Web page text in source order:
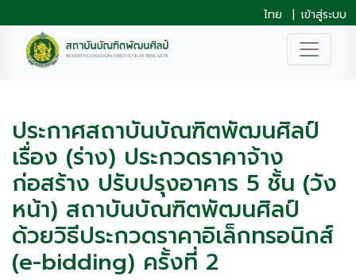
ไทย | เข้าสู่ระบบ
ประกาศสถาบันบัณฑิตพัฒนศิลป์
เรื่อง (ร่าง) ประกวดราคาจ้าง
ก่อสร้าง ปรับปรุงอาคาร 5 ชั้น (วัง
หน้า) สถาบันบัณฑิตพัฒนศิลป์
ด้วยวิธีประกวดราคาอิเล็กทรอนิกส์
(e-bidding) ครั้งที่ 2